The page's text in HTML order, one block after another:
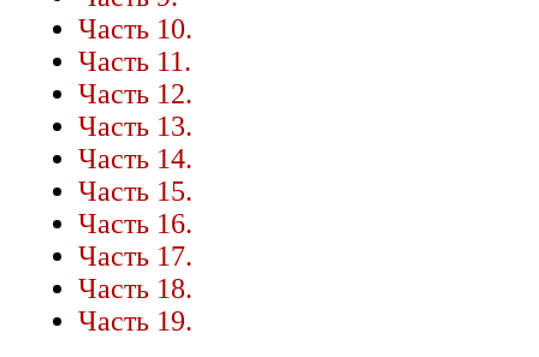
Часть 10.
Часть 11.
Часть 12.
Часть 13.
Часть 14.
Часть 15.
Часть 16.
Часть 17.
Часть 18.
Часть 19.